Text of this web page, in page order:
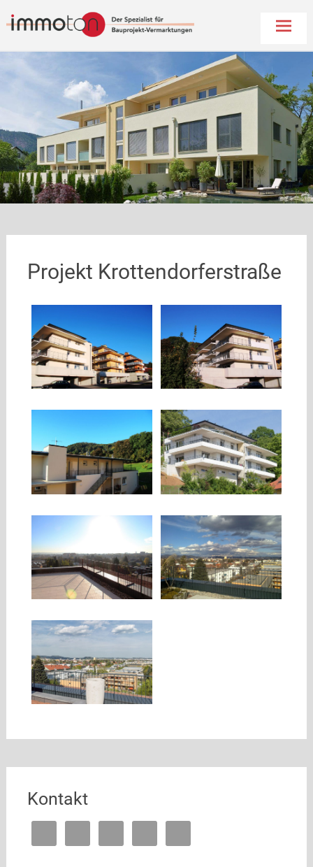
Skip
Projekt Krottendorferstraße
Kontakt